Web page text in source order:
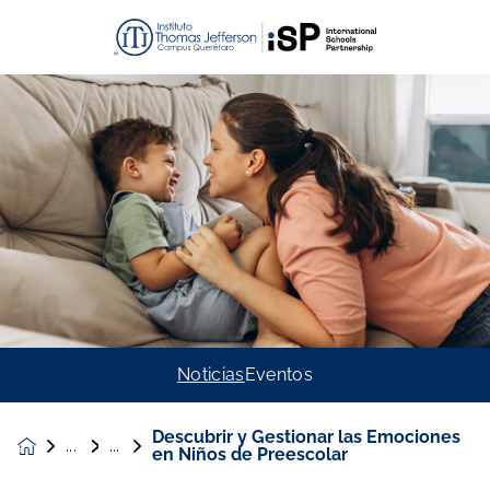
NoticiasEventos
Descubrir y Gestionar las Emociones
en Niños de Preescolar